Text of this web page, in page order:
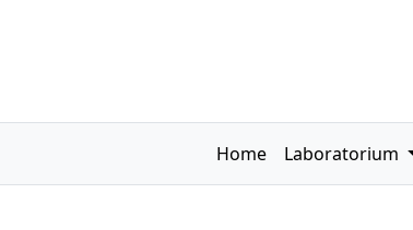
Home Laboratorium